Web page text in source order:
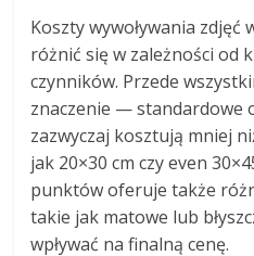
Koszty wywoływania zdjęć
różnić się w zależności od
czynników. Przede
znaczenie — standardowe
zazwyczaj kosztują mniej
jak 20×30 cm czy even
punktów oferuje także
takie jak matowe lub
wpływać na finalną cenę.